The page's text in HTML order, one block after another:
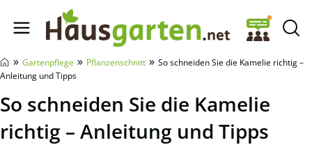
Hausgarten.net
» Gartenpflege » Pflanzenschnitt » So schneiden Sie die Kamelie richtig –
Anleitung und Tipps
So schneiden Sie die Kamelie
richtig – Anleitung und Tipps